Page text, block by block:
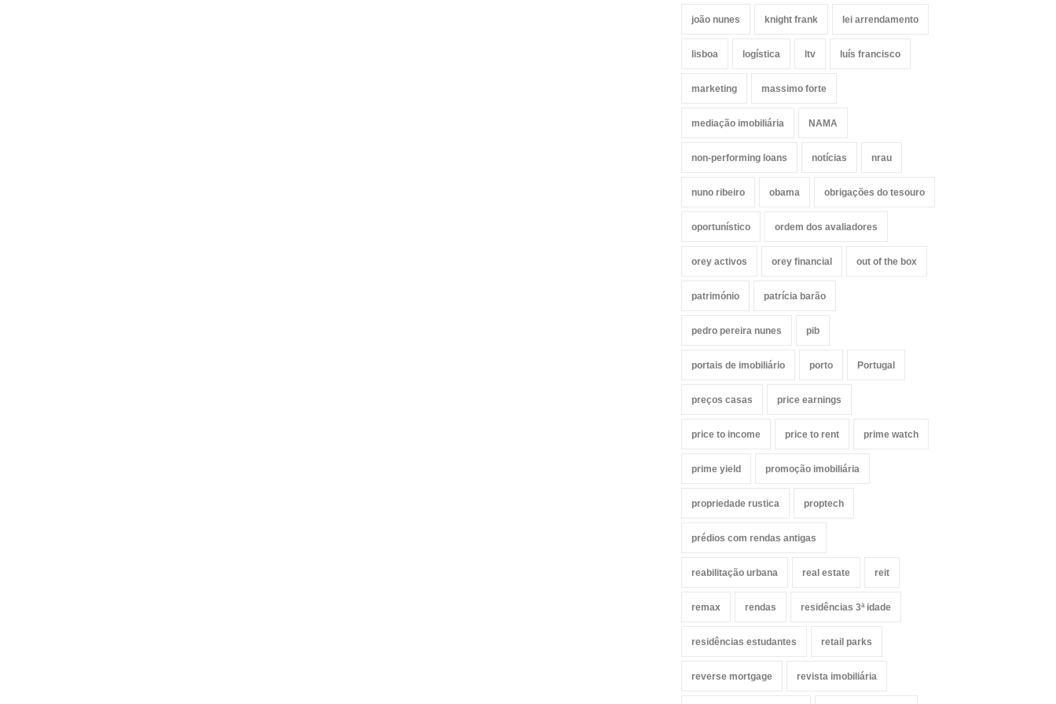
joão nunes knight frank lei arrendamento
lisboa logística ltv luís francisco
marketing massimo forte
mediação imobiliária NAMA
non-performing loans notícias nrau
nuno ribeiro obama obrigações do tesouro
oportunístico ordem dos avaliadores
orey activos orey financial out of the box
património patrícia barão
pedro pereira nunes pib
portais de imobiliário porto Portugal
preços casas price earnings
price to income price to rent prime watch
prime yield promoção imobiliária
propriedade rustica proptech
prédios com rendas antigas
reabilitação urbana real estate reit
remax rendas residências 3ª idade
residências estudantes retail parks
reverse mortgage revista imobiliária